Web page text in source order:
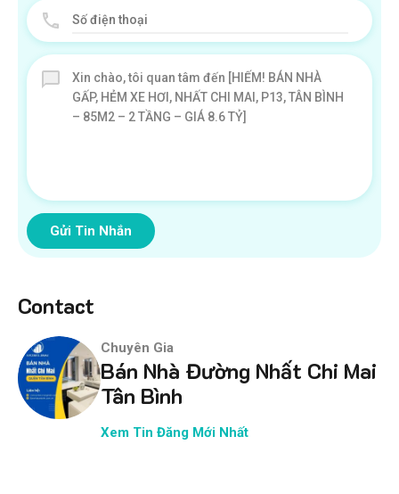
Gửi Tin Nhắn
Contact
Chuyên Gia
Bán Nhà Đường Nhất Chi Mai
Tân Bình
Xem Tin Đăng Mới Nhất